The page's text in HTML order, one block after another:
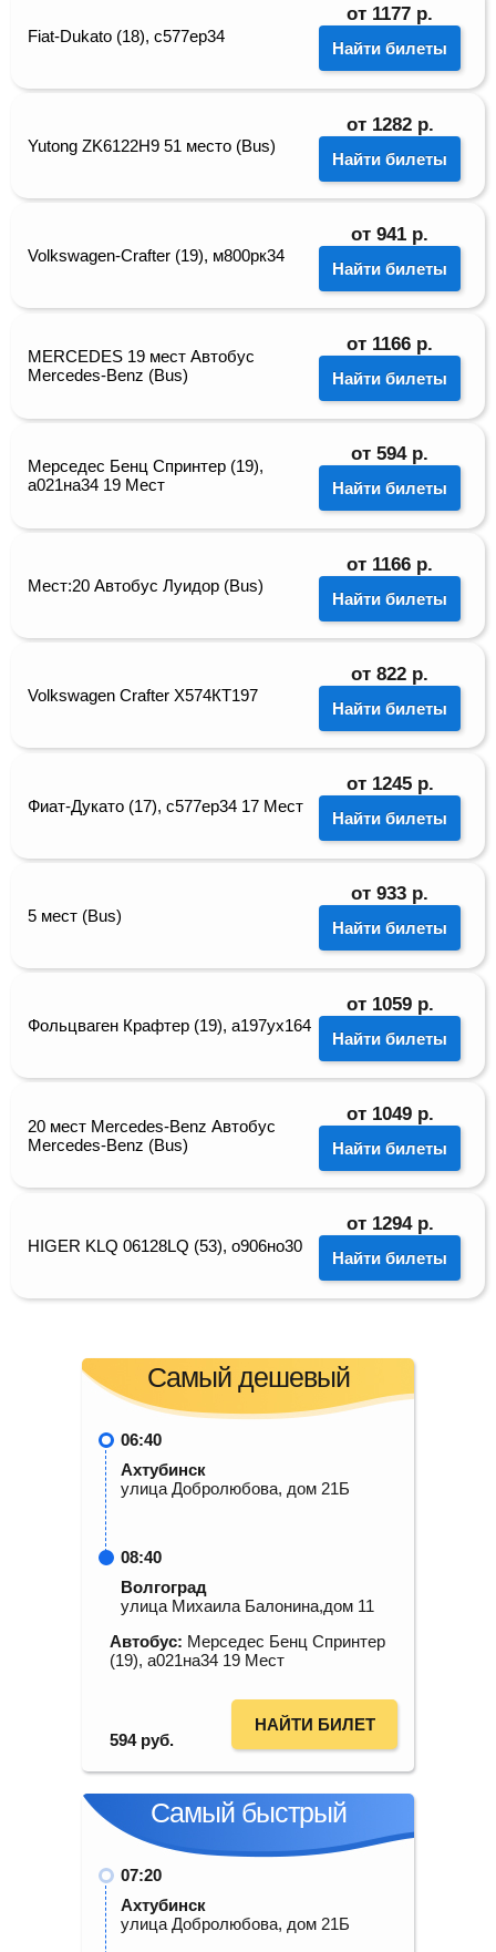
Fiat-Dukato (18), с577ер34
от 1177 р.
Найти билеты
Yutong ZK6122H9 51 место (Bus)
от 1282 р.
Найти билеты
Volkswagen-Crafter (19), м800рк34
от 941 р.
Найти билеты
MERCEDES 19 мест Автобус
Mercedes-Benz (Bus)
от 1166 р.
Найти билеты
Мерседес Бенц Спринтер (19),
а021на34 19 Мест
от 594 р.
Найти билеты
Мест:20 Автобус Луидор (Bus)
от 1166 р.
Найти билеты
Volkswagen Crafter Х574КТ197
от 822 р.
Найти билеты
Фиат-Дукато (17), с577ер34 17 Мест
от 1245 р.
Найти билеты
5 мест (Bus)
от 933 р.
Найти билеты
Фольцваген Крафтер (19), а197ух164
от 1059 р.
Найти билеты
20 мест Mercedes-Benz Автобус
Mercedes-Benz (Bus)
от 1049 р.
Найти билеты
HIGER KLQ 06128LQ (53), о906но30
от 1294 р.
Найти билеты
Самый дешевый
06:40
Ахтубинск
улица Добролюбова, дом 21Б
08:40
Волгоград
улица Михаила Балонина,дом 11
Автобус: Мерседес Бенц Спринтер
(19), а021на34 19 Мест
594 руб.
НАЙТИ БИЛЕТ
Самый быстрый
07:20
Ахтубинск
улица Добролюбова, дом 21Б